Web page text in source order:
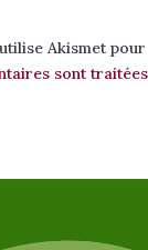
Akismet
sont traitées